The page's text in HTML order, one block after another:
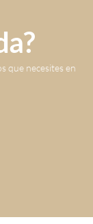
que necesites en